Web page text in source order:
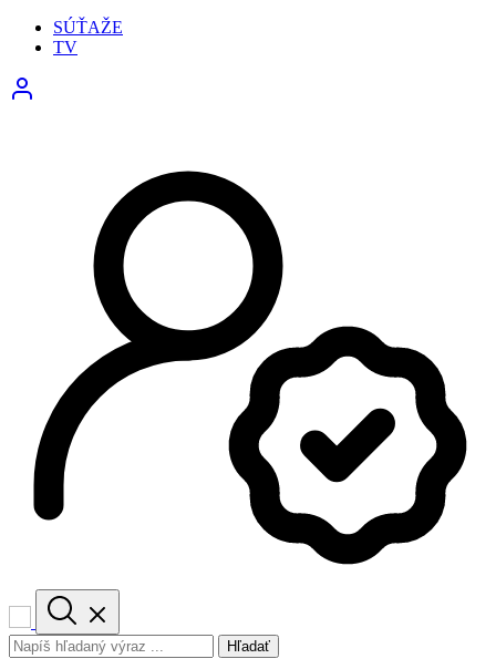
SÚŤAŽE
TV
Hľadať